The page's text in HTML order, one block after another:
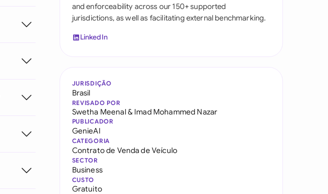
and enforceability across our 150+ supported
jurisdictions, as well as facilitating external benchmarking.
LinkedIn
JURISDIÇÃO
Brasil
REVISADO POR
Swetha Meenal& Imad Mohammed Nazar
PUBLICADOR
GenieAI
CATEGORIA
Contrato de Venda de Veículo
SECTOR
Business
CUSTO
Gratuito